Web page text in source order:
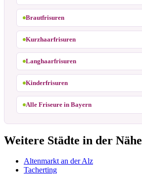
Brautfrisuren
Kurzhaarfrisuren
Langhaarfrisuren
Kinderfrisuren
Alle Friseure in Bayern
Weitere Städte in der Nähe
Altenmarkt an der Alz
Tacherting